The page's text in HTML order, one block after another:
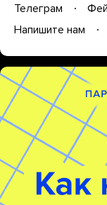
Телеграм
Напишите нам